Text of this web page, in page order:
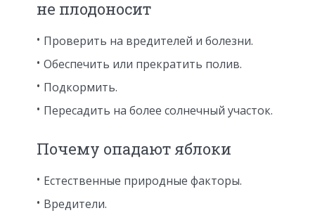
не плодоносит
Проверить на вредителей и болезни.
Обеспечить или прекратить полив.
Подкормить.
Пересадить на более солнечный участок.
Почему опадают яблоки
Естественные природные факторы.
Вредители.